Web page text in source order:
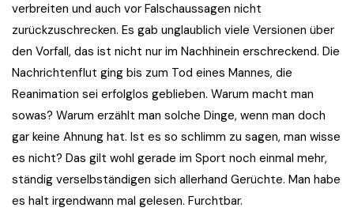
verbreiten und auch vor Falschaussagen nicht
zurückzuschrecken. Es gab unglaublich viele Versionen über
den Vorfall, das ist nicht nur im Nachhinein erschreckend. Die
Nachrichtenflut ging bis zum Tod eines Mannes, die
Reanimation sei erfolglos geblieben. Warum macht man
sowas? Warum erzählt man solche Dinge, wenn man doch
gar keine Ahnung hat. Ist es so schlimm zu sagen, man wisse
es nicht? Das gilt wohl gerade im Sport noch einmal mehr,
ständig verselbständigen sich allerhand Gerüchte. Man habe
es halt irgendwann mal gelesen. Furchtbar.